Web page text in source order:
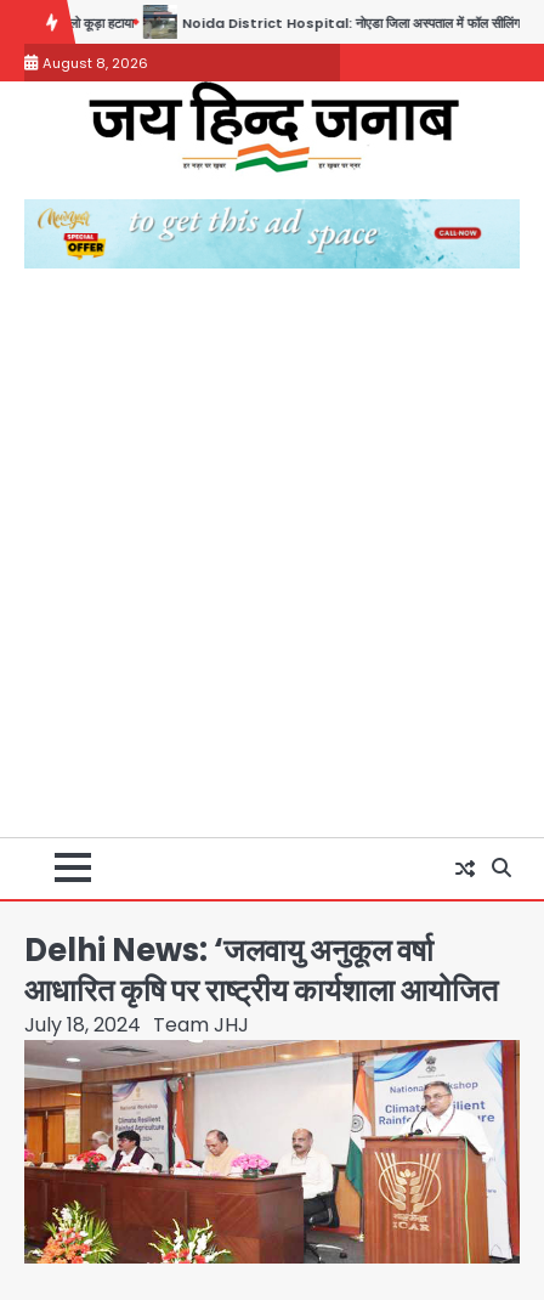
content
Noida District Hospital: नोएडा जिला अस्पताल में फॉल सीलिंग गिरी, गायनो OT गैलरी में बड़ा
August 8, 2026
Delhi News: ‘जलवायु अनुकूल वर्षा
आधारित कृषि पर राष्ट्रीय कार्यशाला आयोजित
July 18, 2024 Team JHJ